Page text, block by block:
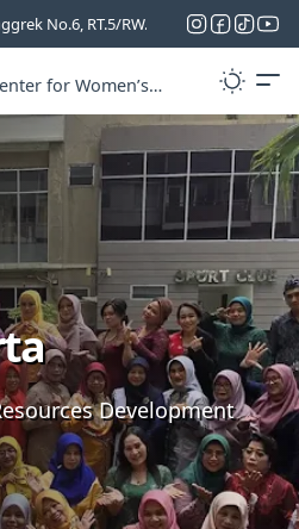
No.6, RT.5/RW.5, Cipinang Melayu,
for Women’s
in Jakarta
Development